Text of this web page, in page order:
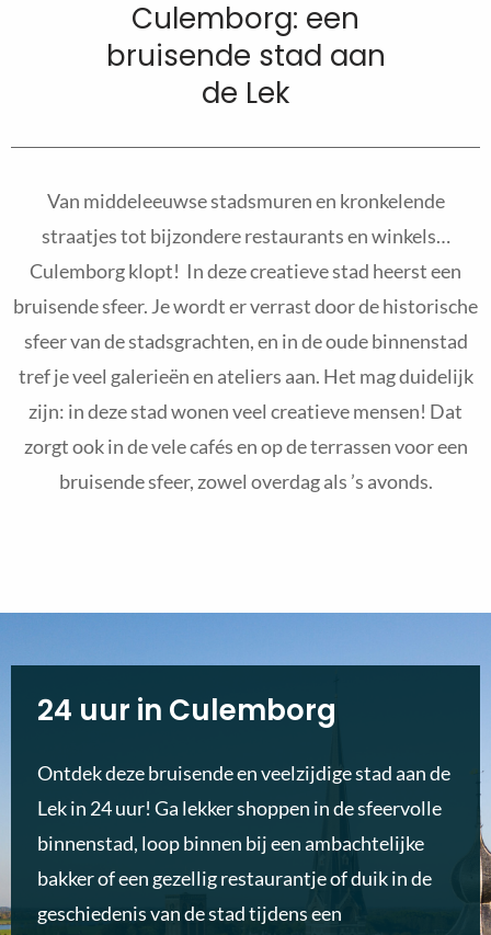
Culemborg: een
bruisende stad aan
de Lek
Van middeleeuwse stadsmuren en kronkelende
straatjes tot bijzondere restaurants en winkels…
Culemborg klopt! In deze creatieve stad heerst een
bruisende sfeer. Je wordt er verrast door de historische
sfeer van de stadsgrachten, en in de oude binnenstad
tref je veel galerieën en ateliers aan. Het mag duidelijk
zijn: in deze stad wonen veel creatieve mensen! Dat
zorgt ook in de vele cafés en op de terrassen voor een
bruisende sfeer, zowel overdag als ’s avonds.
24 uur in Culemborg
Ontdek deze bruisende en veelzijdige stad aan de
Lek in 24 uur! Ga lekker shoppen in de sfeervolle
binnenstad, loop binnen bij een ambachtelijke
bakker of een gezellig restaurantje of duik in de
geschiedenis van de stad tijdens een